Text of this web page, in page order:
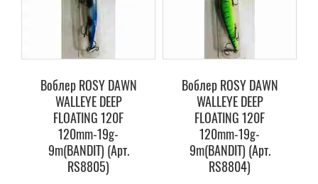
Воблер ROSY DAWN
WALLEYE DEEP
FLOATING 120F
120mm-19g-
9m(BANDIT) (Арт.
RS8805)
Воблер ROSY DAWN
WALLEYE DEEP
FLOATING 120F
120mm-19g-
9m(BANDIT) (Арт.
RS8804)